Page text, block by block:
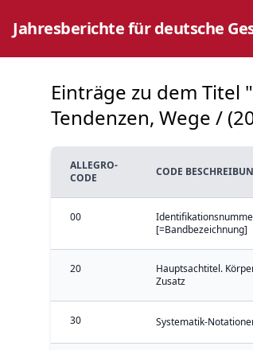
Jahresberichte für deutsche
Einträge zu dem Titel
Tendenzen, Wege /
ALLEGRO-
CODE
CODE
00
[=Bandbezeichnung]
20
Hauptsachtitel.
Zusatz
30 Systematik-